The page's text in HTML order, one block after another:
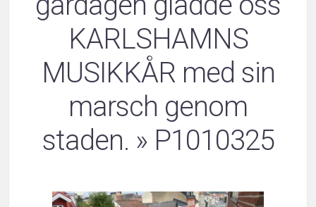
KARLSHAMNS
MUSIKKÅR med sin
marsch genom
staden. » P1010325